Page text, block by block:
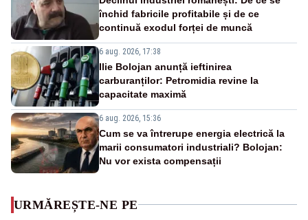
închid fabricile profitabile și de ce
continuă exodul forței de muncă
6 aug. 2026, 17:38
Ilie Bolojan anunță ieftinirea
carburanților: Petromidia revine la
capacitate maximă
6 aug. 2026, 15:36
Cum se va întrerupe energia electrică la
marii consumatori industriali? Bolojan:
Nu vor exista compensații
URMĂREȘTE-NE PE